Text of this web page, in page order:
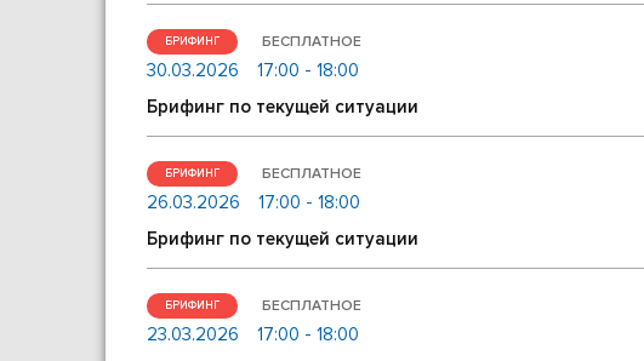
БРИФИНГ БЕСПЛАТНОЕ
30.03.2026
17:00 - 18:00
Брифинг по текущей ситуации
БРИФИНГ БЕСПЛАТНОЕ
26.03.2026
17:00 - 18:00
Брифинг по текущей ситуации
БРИФИНГ БЕСПЛАТНОЕ
23.03.2026
17:00 - 18:00